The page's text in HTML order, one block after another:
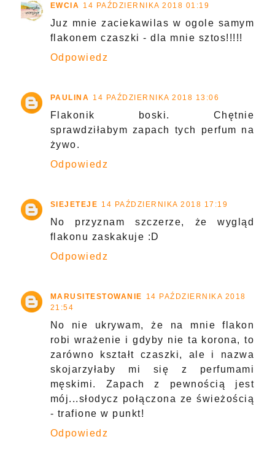
EWCIA 14 PAŹDZIERNIKA 2018 01:19
Juz mnie zaciekawilas w ogole samym
flakonem czaszki - dla mnie sztos!!!!!
Odpowiedz
PAULINA 14 PAŹDZIERNIKA 2018 13:06
Flakonik boski. Chętnie
sprawdziłabym zapach tych perfum na
żywo.
Odpowiedz
SIEJETEJE 14 PAŹDZIERNIKA 2018 17:19
No przyznam szczerze, że wygląd
flakonu zaskakuje :D
Odpowiedz
MARUSITESTOWANIE
14 PAŹDZIERNIKA 2018
21:54
No nie ukrywam, że na mnie flakon
robi wrażenie i gdyby nie ta korona, to
zarówno kształt czaszki, ale i nazwa
skojarzyłaby mi się z perfumami
męskimi. Zapach z pewnością jest
mój...słodycz połączona ze świeżością
- trafione w punkt!
Odpowiedz